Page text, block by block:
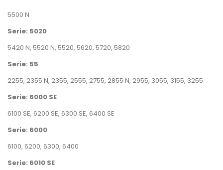
5500 N
Serie: 5020
5420 N, 5520 N, 5520, 5620, 5720, 5820
Serie: 55
2255, 2355 N, 2355, 2555, 2755, 2855 N, 2955, 3055, 3155, 3255
Serie: 6000 SE
6100 SE, 6200 SE, 6300 SE, 6400 SE
Serie: 6000
6100, 6200, 6300, 6400
Serie: 6010 SE